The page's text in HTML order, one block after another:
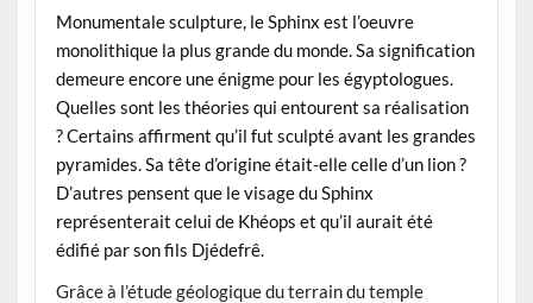
Monumentale sculpture, le Sphinx est l’oeuvre
monolithique la plus grande du monde. Sa signification
demeure encore une énigme pour les égyptologues.
Quelles sont les théories qui entourent sa réalisation
? Certains affirment qu’il fut sculpté avant les grandes
pyramides. Sa tête d’origine était-elle celle d’un lion ?
D’autres pensent que le visage du Sphinx
représenterait celui de Khéops et qu’il aurait été
édifié par son fils Djédefrê.
Grâce à l’étude géologique du terrain du temple